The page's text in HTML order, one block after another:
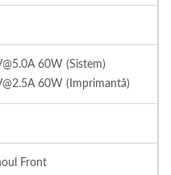
60W (Sistem)
60W (Imprimantă)
Front